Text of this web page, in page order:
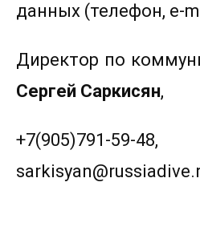
данных (телефон, e-
Директор по
Сергей Саркисян,
+7(905)791-59-48,